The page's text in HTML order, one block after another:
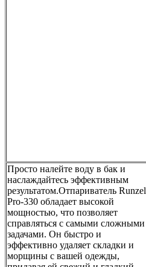
Просто налейте воду в бак и
наслаждайтесь эффективным
результатом.Отпариватель Runzel
Pro-330 обладает высокой
мощностью, что позволяет
справляться с самыми сложными
задачами. Он быстро и
эффективно удаляет складки и
морщины с вашей одежды,